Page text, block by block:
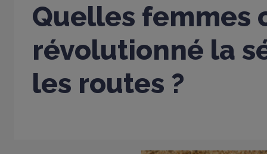
Quelles femmes
révolutionné la
les routes ?